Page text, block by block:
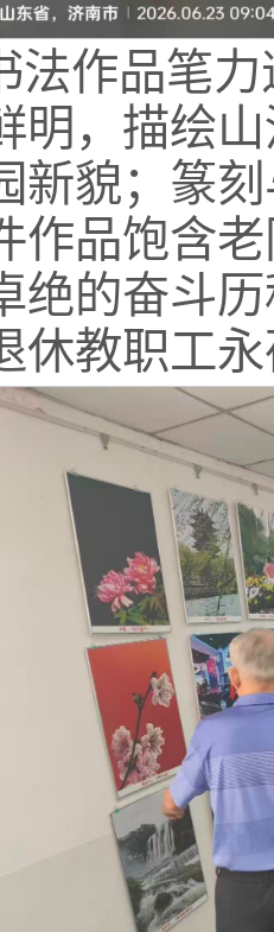
法作品笔
明，描绘
新貌；篆
作品饱含
绝的奋斗
休教职工